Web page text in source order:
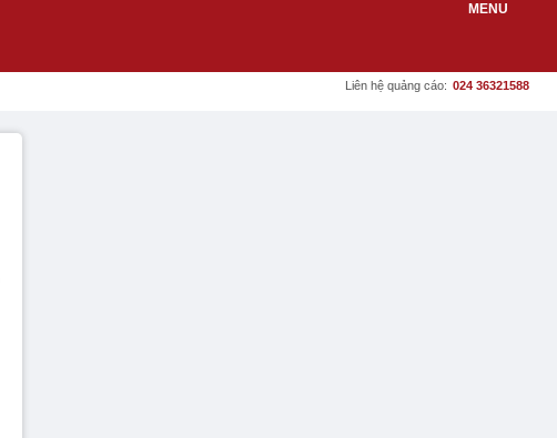
Liên hệ quảng cáo: 024 36321588